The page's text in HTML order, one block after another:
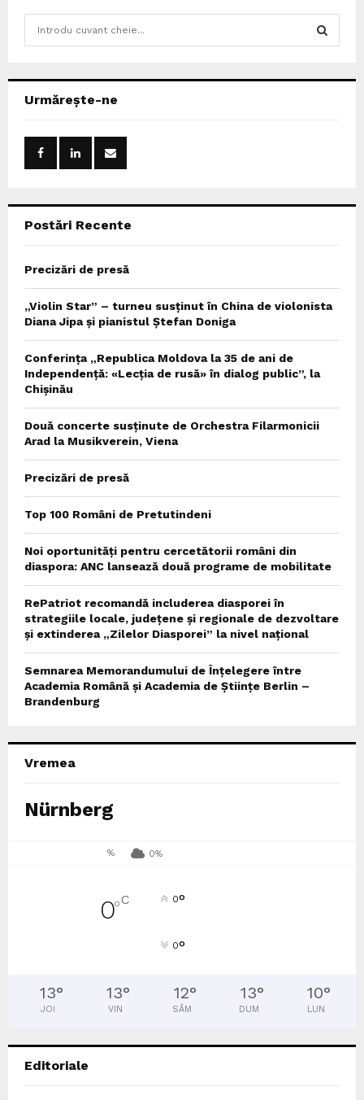
h
Urmărește-ne
Postări Recente
Precizări de presă
„Violin Star” – turneu susținut în China de violonista
Diana Jipa și pianistul Ștefan Doniga
Conferința „Republica Moldova la 35 de ani de
Independență: «Lecția de rusă» în dialog public”, la
Chișinău
Două concerte susținute de Orchestra Filarmonicii
Arad la Musikverein, Viena
Precizări de presă
Top 100 Români de Pretutindeni
Noi oportunități pentru cercetătorii români din
diaspora: ANC lansează două programe de mobilitate
RePatriot recomandă includerea diasporei în
strategiile locale, județene și regionale de dezvoltare
și extinderea „Zilelor Diasporei” la nivel național
Semnarea Memorandumului de Înțelegere între
Academia Română și Academia de Științe Berlin –
Brandenburg
Vremea
Nürnberg
% 0%
0°C 0°
0°
13°
JOI
13°
VIN
12°
SÂM
13°
DUM
10°
LUN
Editoriale